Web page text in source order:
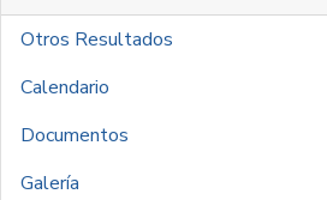
Otros Resultados
Calendario
Documentos
Galería